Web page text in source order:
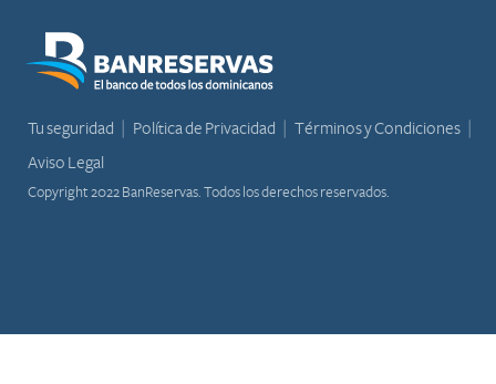
Tu seguridad Política de Privacidad
Términos y Condiciones
Aviso Legal
Copyright 2022 BanReservas. Todos los derechos reservados.